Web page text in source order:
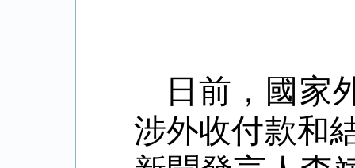
日前，國家
涉外收付款和